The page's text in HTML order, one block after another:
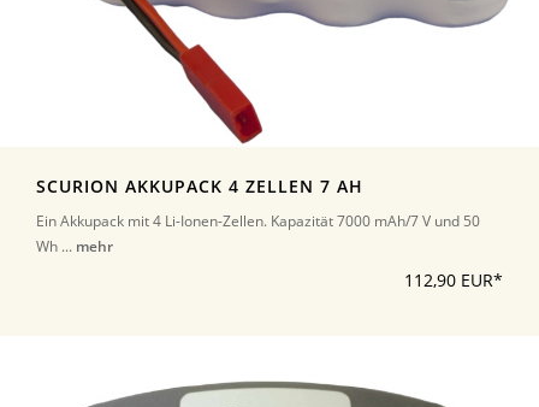
SCURION AKKUPACK 4 ZELLEN 7 AH
Ein Akkupack mit 4 Li-Ionen-Zellen. Kapazität 7000 mAh/7 V und 50
Wh ... mehr
112,90 EUR*